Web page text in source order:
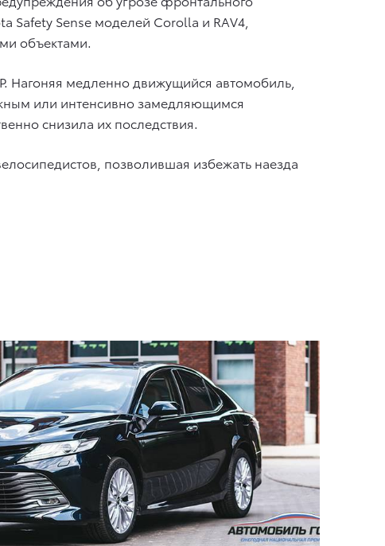
Safety Sense моделей Corolla и RAV4,
объектами.
Нагоняя медленно движущийся автомобиль,
или интенсивно замедляющимся
снизила их последствия.
позволившая избежать наезда